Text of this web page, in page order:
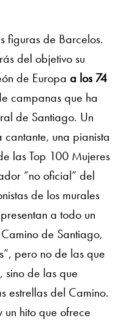
figuras de Barcelos.
del objetivo su
de Europa a los 74
campanas que ha
de Santiago. Un
una pianista
las Top 100 Mujeres
“no oficial” del
de los murales
a todo un
de Santiago,
pero no de las que
sino de las que
estrellas del Camino.
hito que ofrece